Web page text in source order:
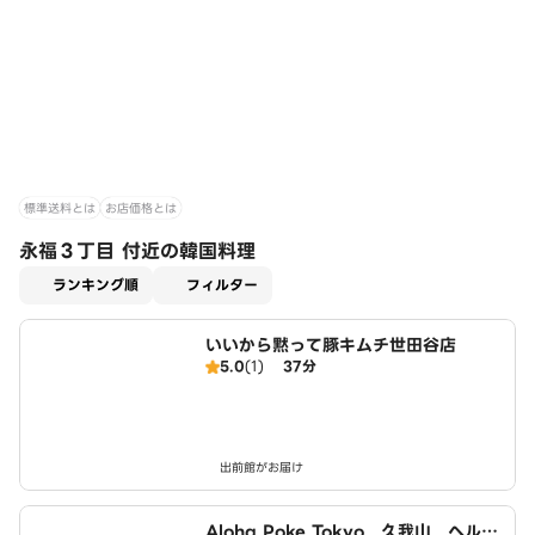
標準送料とは お店価格とは
永福３丁目 付近の韓国料理
ランキング順 フィルター
いいから黙って豚キムチ世田谷店
5.0(1) 37分
出前館がお届け